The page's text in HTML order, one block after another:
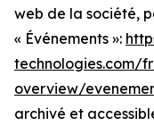
web de la société,
« Événements »:
technologies.com/
overview/
archivé et